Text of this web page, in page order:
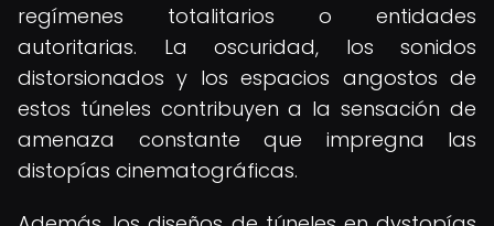
regímenes totalitarios o entidades
autoritarias. La oscuridad, los sonidos
distorsionados y los espacios angostos de
estos túneles contribuyen a la sensación de
amenaza constante que impregna las
distopías cinematográficas.